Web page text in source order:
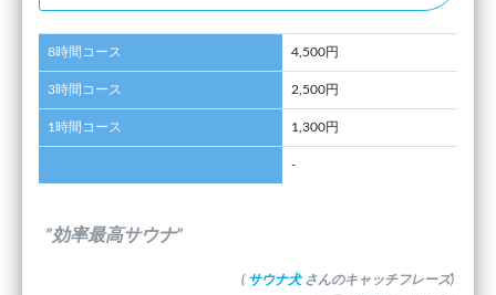
8時間コース 4,500円
3時間コース 2,500円
1時間コース 1,300円
-
”効率最高サウナ”
( サウナ犬 さんのキャッチフレーズ)